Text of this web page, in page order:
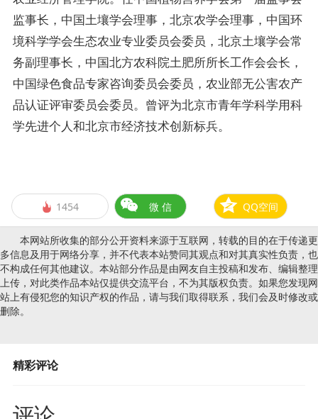
监事长，中国土壤学会理事，北京农学会理事，中国环
境科学学会生态农业专业委员会委员，北京土壤学会常
务副理事长，中国北方农科院土肥所所长工作会会长，
中国绿色食品专家咨询委员会委员，农业部无公害农产
品认证评审委员会委员。曾评为北京市青年学科学用科
学先进个人和北京市经济技术创新标兵。
 1454 微 信 QQ空间
本网站所收集的部分公开资料来源于互联网，转载的目的在于传递更
多信息及用于网络分享，并不代表本站赞同其观点和对其真实性负责，也
不构成任何其他建议。本站部分作品是由网友自主投稿和发布、编辑整理
上传，对此类作品本站仅提供交流平台，不为其版权负责。如果您发现网
站上有侵犯您的知识产权的作品，请与我们取得联系，我们会及时修改或
删除。
精彩评论